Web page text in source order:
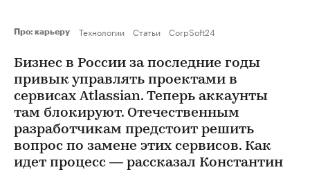
Про: карьеру Технологии Статьи CorpSoft24
Бизнес в России за последние годы
привык управлять проектами в
сервисах Atlassian. Теперь аккаунты
там блокируют. Отечественным
разработчикам предстоит решить
вопрос по замене этих сервисов. Как
идет процесс — рассказал Константин